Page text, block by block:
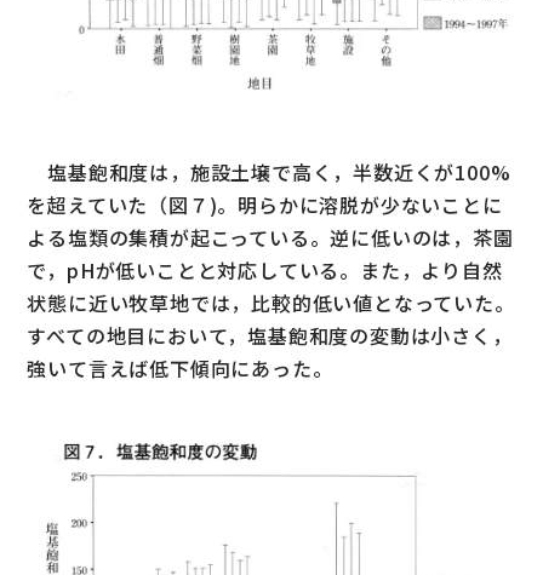
塩基飽和度は，施設土壌で高く，半数近くが100%
を超えていた（図７)。明らかに溶脱が少ないことに
よる塩類の集積が起こっている。逆に低いのは，茶園
で，pHが低いことと対応している。また，より自然
状態に近い牧草地では，比較的低い値となっていた。
すべての地目において，塩基飽和度の変動は小さく，
強いて言えば低下傾向にあった。